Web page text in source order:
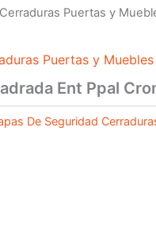
Puertas y
Puertas y Muebles
Ent Ppal
De Seguridad